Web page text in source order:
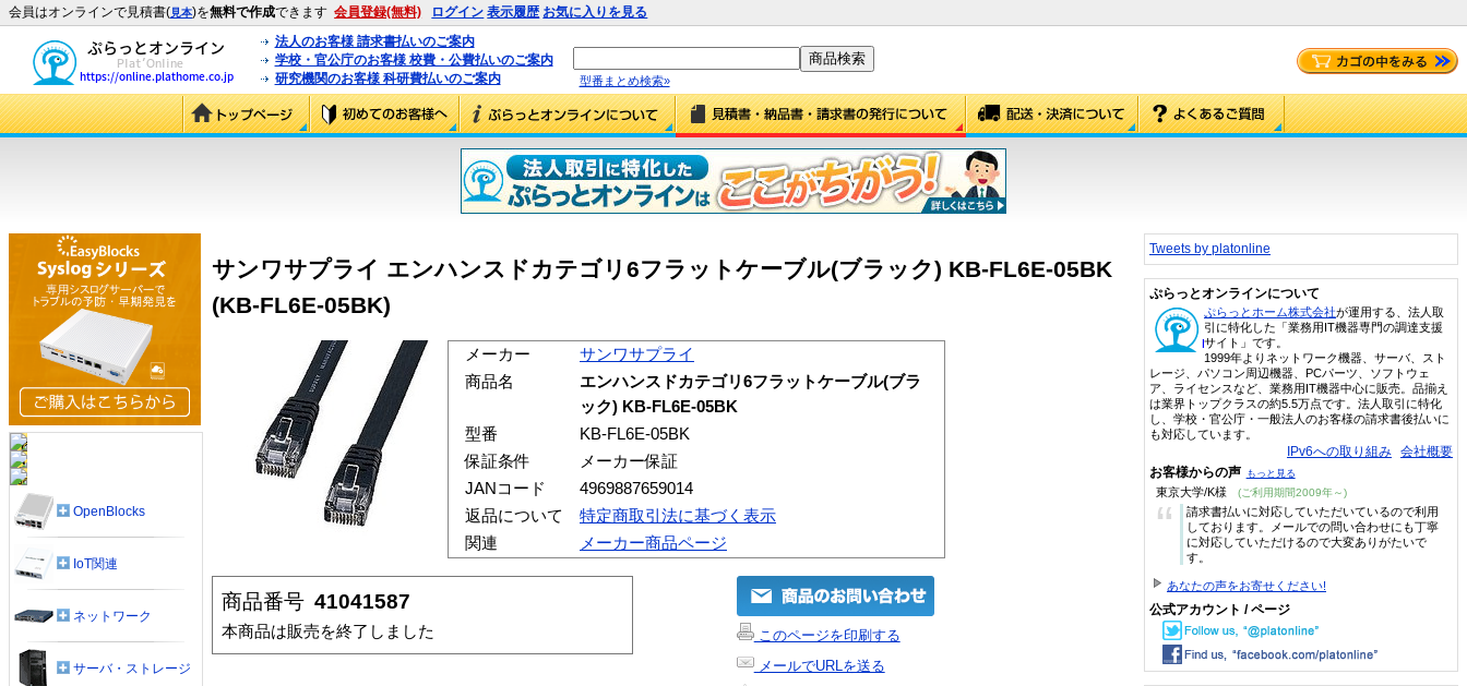
会員はオンラインで見積書(見本)を無料で作成できます 会員登録(無料) ログイン 表示履歴 お気に入りを見る
法人のお客様 請求書払いのご案内
学校・官公庁のお客様 校費・公費払いのご案内
研究機関のお客様 科研費払いのご案内
型番まとめ検索»
サンワサプライ エンハンスドカテゴリ6フラットケーブル(ブラック) KB-FL6E-05BK
(KB-FL6E-05BK)
メーカー
サンワサプライ
商品名
エンハンスドカテゴリ6フラットケーブル(ブラ
ック) KB-FL6E-05BK
型番
KB-FL6E-05BK
保証条件
メーカー保証
JANコード
4969887659014
返品について
特定商取引法に基づく表示
関連
メーカー商品ページ
商品番号 41041587
本商品は販売を終了しました
このページを印刷する
メールでURLを送る
OpenBlocks
IoT関連
ネットワーク
サーバ・ストレージ
Tweets by platonline
ぷらっとオンラインについて
ぷらっとホーム株式会社が運用する、法人取
引に特化した「業務用IT機器専門の調達支援
サイト」です。
1999年よりネットワーク機器、サーバ、スト
レージ、パソコン周辺機器、PCパーツ、ソフトウェ
ア、ライセンスなど、業務用IT機器中心に販売。品揃え
は業界トップクラスの約5.5万点です。法人取引に特化
し、学校・官公庁・一般法人のお客様の請求書後払いに
も対応しています。
IPv6への取り組み 会社概要
お客様からの声 もっと見る
東京大学/K様 (ご利用期間2009年～)
“
請求書払いに対応していただいているので利用
しております。メールでの問い合わせにも丁寧
に対応していただけるので大変ありがたいで
す。
あなたの声をお寄せください!
公式アカウント / ページ